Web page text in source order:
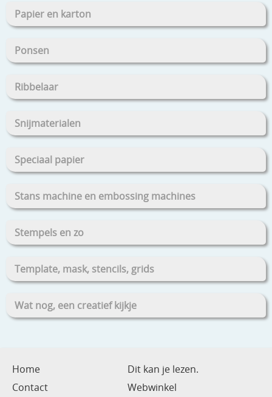
Papier en karton
Ponsen
Ribbelaar
Snijmaterialen
Speciaal papier
Stans machine en embossing machines
Stempels en zo
Template, mask, stencils, grids
Wat nog, een creatief kijkje
Home
Dit kan je lezen.
Contact
Webwinkel